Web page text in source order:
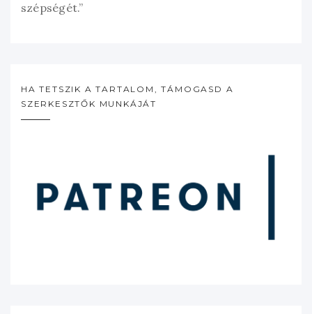
szépségét.”
HA TETSZIK A TARTALOM, TÁMOGASD A
SZERKESZTŐK MUNKÁJÁT